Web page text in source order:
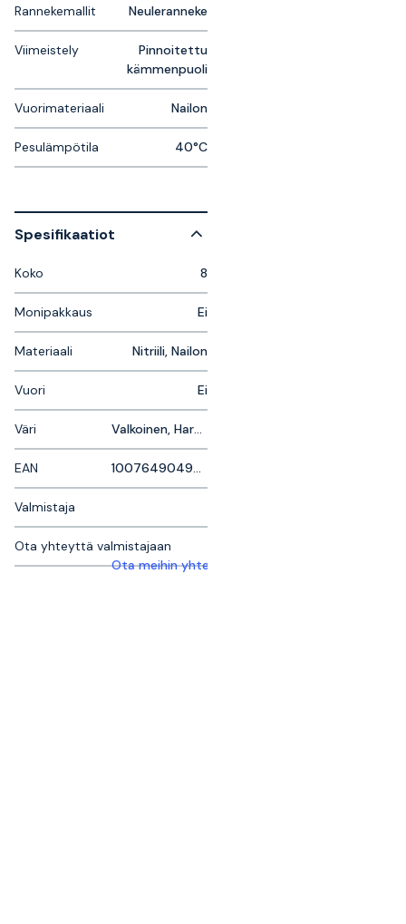
Rannekemallit Neuleranneke
Viimeistely
Pinnoitettu
kämmenpuoli
Vuorimateriaali Nailon
Pesulämpötila 40°C
Spesifikaatiot
Koko 8
Monipakkaus Ei
Materiaali Nitriili, Nailon
Vuori Ei
Väri Valkoinen, Harmaa
EAN 1007649049933
Valmistaja
Ota yhteyttä valmistajaan
Ota meihin yhteyttä saadaksesi lisätietoja